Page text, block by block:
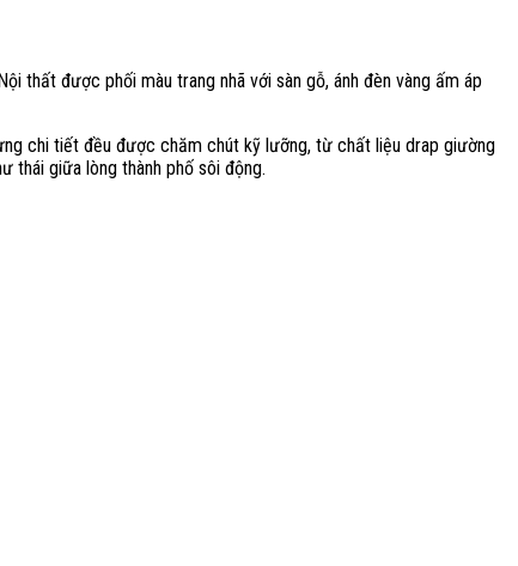
thất được phối màu trang nhã với sàn gỗ, ánh đèn vàng ấm áp
chi tiết đều được chăm chút kỹ lưỡng, từ chất liệu drap giường
thái giữa lòng thành phố sôi động.